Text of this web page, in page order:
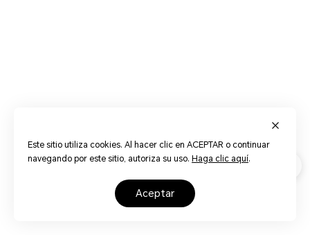
Este sitio utiliza cookies. Al hacer clic en ACEPTAR o continuar
navegando por este sitio, autoriza su uso. Haga clic aquí.
aceptar